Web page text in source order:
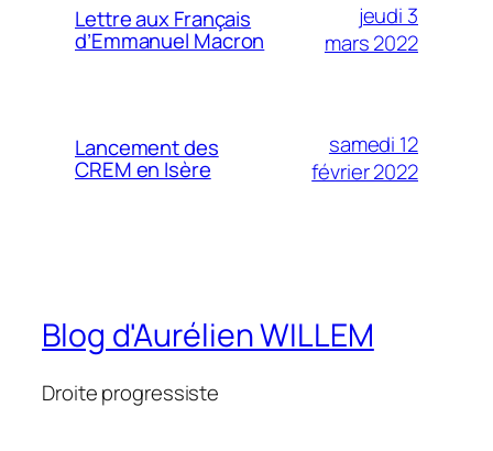
Lettre aux Français
d’Emmanuel Macron
jeudi 3
mars 2022
Lancement des
CREM en Isère
samedi 12
février 2022
Blog d'Aurélien WILLEM
Droite progressiste